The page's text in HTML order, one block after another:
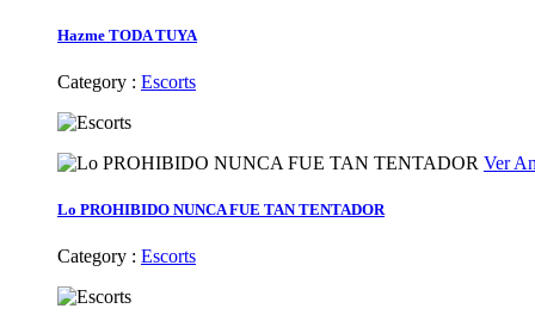
Hazme TODA TUYA
Category : Escorts
Ver
Lo PROHIBIDO NUNCA FUE TAN TENTADOR
Category : Escorts